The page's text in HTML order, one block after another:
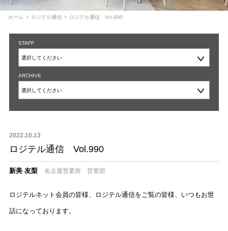
ホーム ロジテル通信 ロジテル通信 Vol.990
STAFF
ARCHIVE
2022.10.13
ロジテル通信 Vol.990
新美 友梨 名古屋営業所 営業部
ロジテルネット会員の皆様、ロジテル通信をご覧の皆様、いつもお世
話になっております。